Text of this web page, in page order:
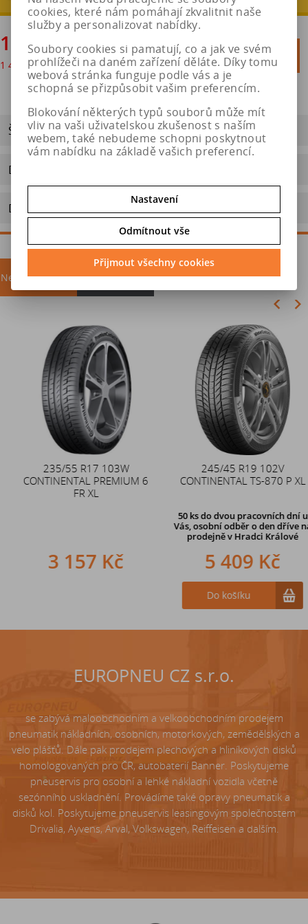
1 759 Kč
1 454 Kč bez DPH


Do košíku
ŠTÍTEK EU
Dotaz na výrobek
Doporučit výrobek
Nejprodávanější akce
235/55 R17 103W
CONTINENTAL PREMIUM 6
FR XL
3 157 Kč
245/45 R19 102V
CONTINENTAL TS-870 P XL
50 ks do dvou pracovních dní u
Vás, osobní odběr o den dřívena
prodejně v Hradci Králové
5 409 Kč
Do košíku
Duše 12x4 (4.00-4) kovový
zahnutý ventil TR87
242 Kč
Do košíku
EUROPNEU CZ s.r.o.
se zabývá maloobchodním a velkoobchodním prodejem
pneumatik nákladních, osobních, motorkových, zemědělských a
velo plášťů. Dále pak prodejem plechových a hliníkových disků
homologovaných pro ČR, autobaterií Banner. Poskytujeme
pneuservis pro osobní a lehké nákladní vozidla včetně
sezónního uskladnění. Provádíme také opravy pneumatik a
disků kol. Poskytujeme pneuservis leasingovým společnostem
Drivalia, Ayvens, Arval, Volkswagen, Reiffeisen a dalším.
cookies, které nám pomáhají zkvalitnit naše
služby a personalizovat nabídky.
Soubory cookies si pamatují, co a jak ve svém
prohlížeči na daném zařízení děláte. Díky tomu
webová stránka funguje podle vás a je
schopná se přizpůsobit vašim preferencím.
Blokování některých typů souborů může mít
vliv na vaši uživatelskou zkušenost s naším
webem, také nebudeme schopni poskytnout
vám nabídku na základě vašich preferencí.
Nastavení
Odmítnout vše
Přijmout všechny cookies